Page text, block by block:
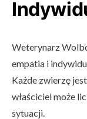
Weterynarz
empatia i
Każde zwierzę
właściciel może
sytuacji.